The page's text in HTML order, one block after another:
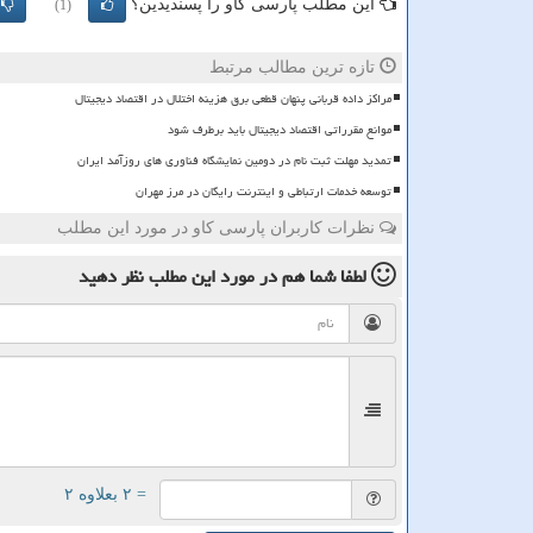
این مطلب پارسی کاو را پسندیدین؟ (1)
تازه ترین مطالب مرتبط
مراکز داده قربانی پنهان قطعی برق هزینه اختلال در اقتصاد دیجیتال
موانع مقرراتی اقتصاد دیجیتال باید برطرف شود
تمدید مهلت ثبت نام در دومین نمایشگاه فناوری های روزآمد ایران
توسعه خدمات ارتباطی و اینترنت رایگان در مرز مهران
نظرات کاربران پارسی کاو در مورد این مطلب
لطفا شما همدر مورد این مطلبنظر دهید
= ۲ بعلاوه ۲